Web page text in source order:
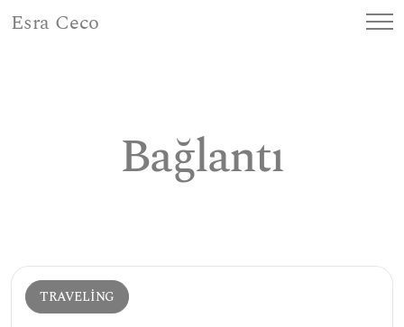
Esra Ceco
Bağlantı
TRAVELING